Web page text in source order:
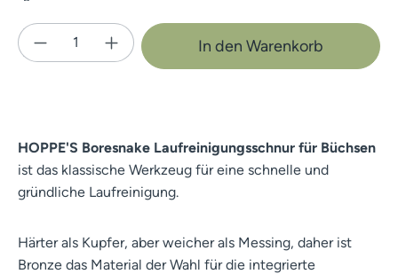
Produkt Anzahl: Gib den gewünschten
In den Warenkorb
HOPPE'S Boresnake Laufreinigungsschnur für Büchsen
ist das klassische Werkzeug für eine schnelle und
gründliche Laufreinigung.
Härter als Kupfer, aber weicher als Messing, daher ist
Bronze das Material der Wahl für die integrierte